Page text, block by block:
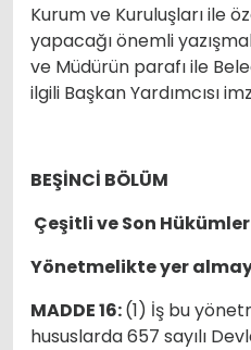
Kurum ve Kuruluşları ile
yapacağı önemli
ve Müdürün parafı ile
ilgili Başkan Yardımcısı
BEŞİNCİ BÖLÜM
Çeşitli ve Son Hükümler
Yönetmelikte yer
MADDE 16:(1) İş bu
hususlarda 657 sayılı